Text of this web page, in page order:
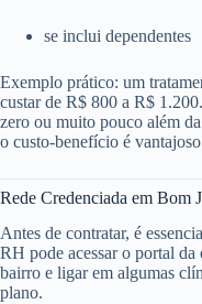
se inclui dependentes
Exemplo prático: um
custar de R$ 800 a R$
zero ou muito pouco além
o custo-benefício é
Rede Credenciada em Bom
Antes de contratar, é
RH pode acessar o portal
bairro e ligar em algumas
plano.